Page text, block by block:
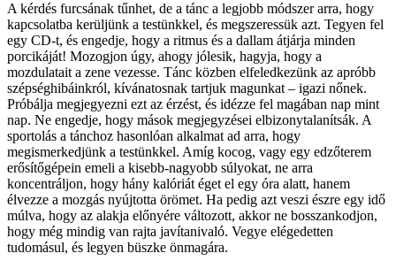
A kérdés furcsának tűnhet, de a tánc a legjobb módszer arra, hogy
kapcsolatba kerüljünk a testünkkel, és megszeressük azt. Tegyen fel
egy CD-t, és engedje, hogy a ritmus és a dallam átjárja minden
porcikáját! Mozogjon úgy, ahogy jólesik, hagyja, hogy a
mozdulatait a zene vezesse. Tánc közben elfeledkezünk az apróbb
szépséghibáinkról, kívánatosnak tartjuk magunkat – igazi nőnek.
Próbálja megjegyezni ezt az érzést, és idézze fel magában nap mint
nap. Ne engedje, hogy mások megjegyzései elbizonytalanítsák. A
sportolás a tánchoz hasonlóan alkalmat ad arra, hogy
megismerkedjünk a testünkkel. Amíg kocog, vagy egy edzőterem
erősítőgépein emeli a kisebb-nagyobb súlyokat, ne arra
koncentráljon, hogy hány kalóriát éget el egy óra alatt, hanem
élvezze a mozgás nyújtotta örömet. Ha pedig azt veszi észre egy idő
múlva, hogy az alakja előnyére változott, akkor ne bosszankodjon,
hogy még mindig van rajta javítanivaló. Vegye elégedetten
tudomásul, és legyen büszke önmagára.